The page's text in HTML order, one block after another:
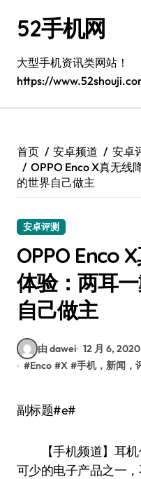
52手机网
大型手机资讯类网站！
https://
首页 安卓频道 安卓
OPPO Enco X真无线
的世界自己做主
安卓评测
OPPO Enco
体验：两耳
自己做主
由 dawei 12 月 6, 2020
#Enco #X #手机，新闻，
副标题#e#
【手机频道】耳机
可少的电子产品之一